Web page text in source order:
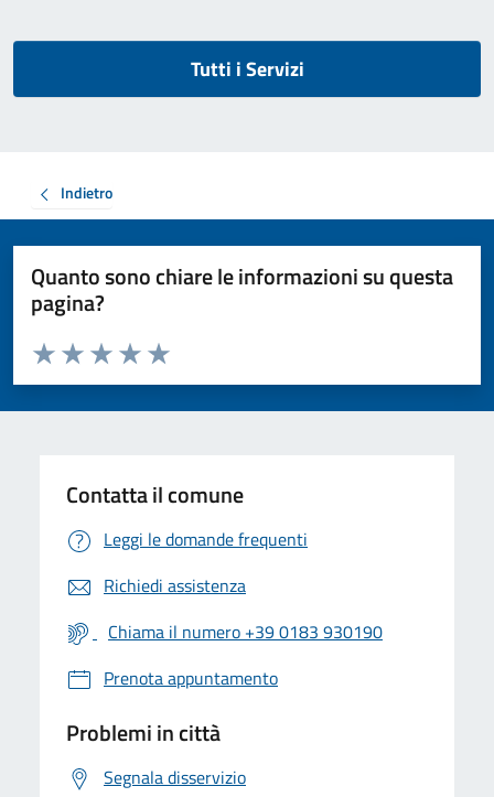
Tutti i Servizi
Indietro
Quanto sono chiare le informazioni su questa
pagina?
Valuta da 1 a 5 stelle la pagina
Valuta 5 stelle su 5
Valuta 4 stelle su 5
Valuta 3 stelle su 5
Valuta 2 stelle su 5
Valuta 1 stelle su 5
Contatta il comune
Leggi le domande frequenti
Richiedi assistenza
Chiama il numero +39 0183 930190
Prenota appuntamento
Problemi in città
Segnala disservizio